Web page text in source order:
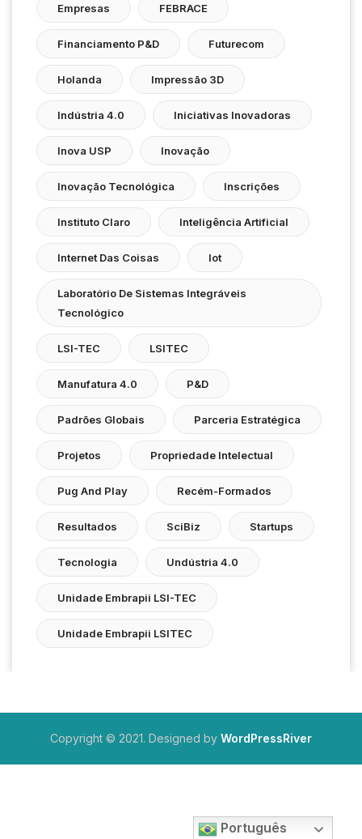
Empresas FEBRACE
Financiamento P&D Futurecom
Holanda Impressão 3D
Indústria 4.0 Iniciativas Inovadoras
Inova USP Inovação
Inovação Tecnológica Inscrições
Instituto Claro Inteligência Artificial
Internet Das Coisas Iot
Laboratório De Sistemas Integráveis
Tecnológico
LSI-TEC LSITEC
Manufatura 4.0 P&D
Padrões Globais Parceria Estratégica
Projetos Propriedade Intelectual
Pug And Play Recém-Formados
Resultados SciBiz Startups
Tecnologia Undústria 4.0
Unidade Embrapii LSI-TEC
Unidade Embrapii LSITEC
Copyright © 2021. Designed by WordPressRiver
Português